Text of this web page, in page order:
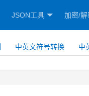
JSON工具 加密/解
中英文符号转换 中